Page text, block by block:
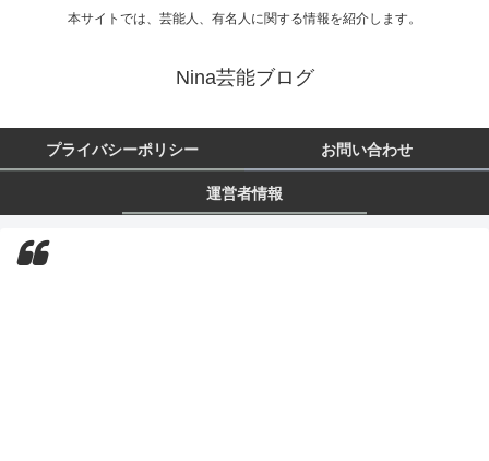
本サイトでは、芸能人、有名人に関する情報を紹介します。
Nina芸能ブログ
プライバシーポリシー お問い合わせ
運営者情報